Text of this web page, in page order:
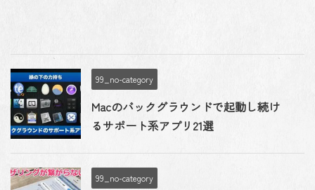
99_no-category
Macのバックグラウンドで起動し続け
るサポート系アプリ21選
99_no-category